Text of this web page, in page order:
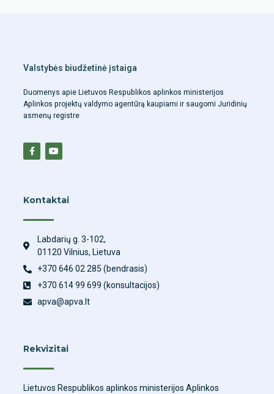
Valstybės biudžetinė įstaiga
Duomenys apie Lietuvos Respublikos aplinkos ministerijos
Aplinkos projektų valdymo agentūrą kaupiami ir saugomi Juridinių
asmenų registre
Kontaktai
Labdarių g. 3-102,
01120 Vilnius, Lietuva
+370 646 02 285 (bendrasis)
+370 614 99 699 (konsultacijos)
apva@apva.lt
Rekvizitai
Lietuvos Respublikos aplinkos ministerijos Aplinkos